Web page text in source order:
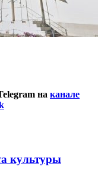
на канале
культуры